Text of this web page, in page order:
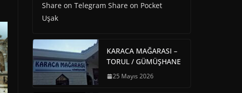
Share on Telegram Share on Pocket
Uşak
KARACA MAĞARASI –
TORUL / GÜMÜŞHANE
25 Mayıs 2026